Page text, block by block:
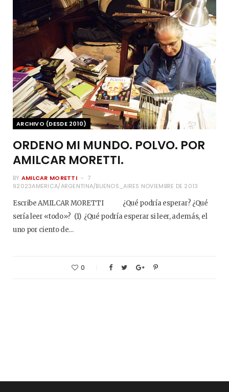
ARCHIVO (DESDE 2010)
ORDENO MI MUNDO. POLVO. POR
AMILCAR MORETTI.
BY AMILCAR MORETTI
7
92023AMERICA/ARGENTINA/BUENOS_AIRES NOVIEMBRE DE 2013
Escribe AMILCAR MORETTI ¿Qué podría esperar? ¿Qué
sería leer «todo»? (1) ¿Qué podría esperar si leer, además, el
uno por ciento de…
0